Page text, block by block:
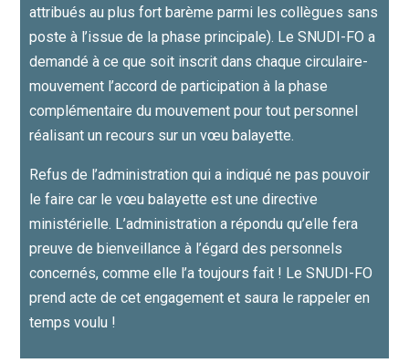
attribués au plus fort barème parmi les collègues sans
poste à l’issue de la phase principale). Le SNUDI-FO a
demandé à ce que soit inscrit dans chaque circulaire-
mouvement l’accord de participation à la phase
complémentaire du mouvement pour tout personnel
réalisant un recours sur un vœu balayette.
Refus de l’administration qui a indiqué ne pas pouvoir
le faire car le vœu balayette est une directive
ministérielle. L’administration a répondu qu’elle fera
preuve de bienveillance à l’égard des personnels
concernés, comme elle l’a toujours fait ! Le SNUDI-FO
prend acte de cet engagement et saura le rappeler en
temps voulu !